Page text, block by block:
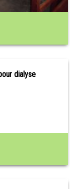
dialyse